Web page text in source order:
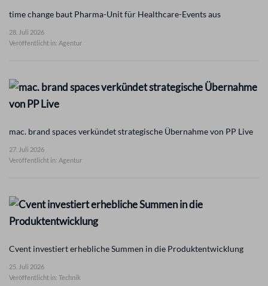
time change baut Pharma-Unit für Healthcare-Events aus
28. Juli 2026
Veröffentlicht in: Agentur
mac. brand spaces verkündet strategische Übernahme von PP Live
27. Juli 2026
Veröffentlicht in: Agentur
Cvent investiert erhebliche Summen in die Produktentwicklung
25. Juli 2026
Veröffentlicht in: Technik